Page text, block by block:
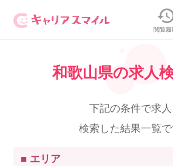
閲覧履
無料相談・お問い合わ
無料転職相談・お問い合
正社員／パートで働く
正社員・パートの求
和歌山県の求人
下記の条件で求
検索した結果一覧で
■ エリア